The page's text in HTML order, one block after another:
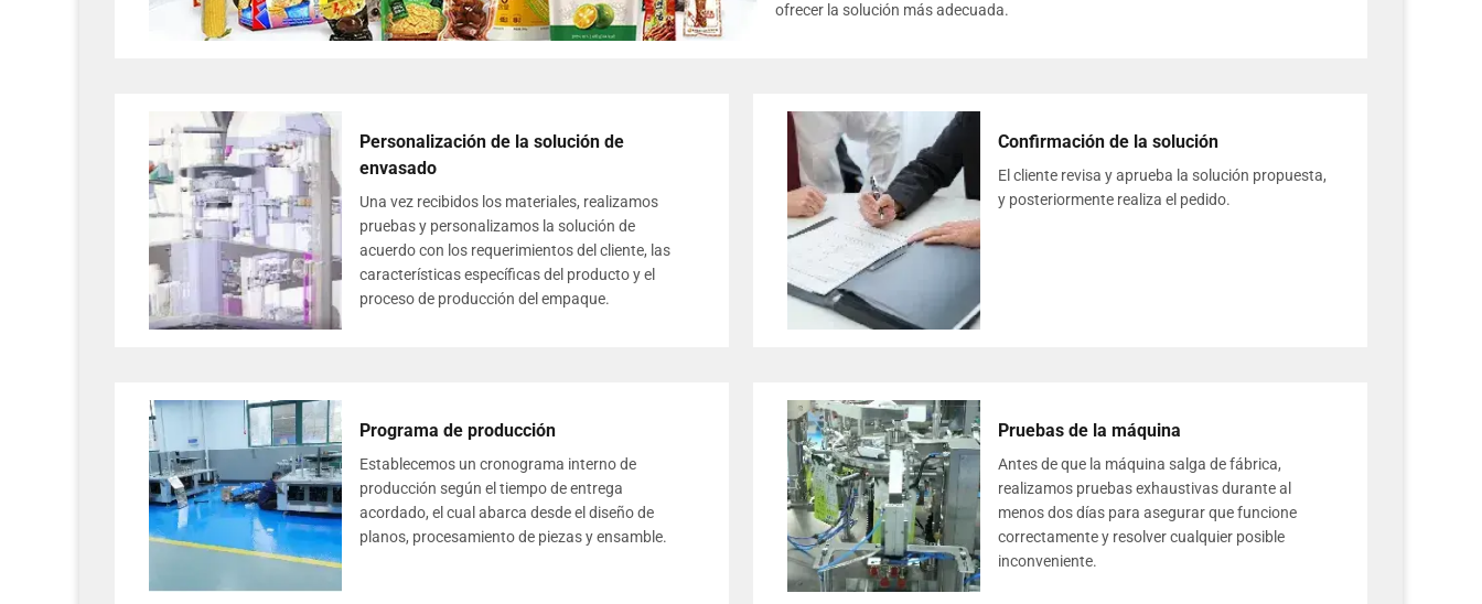
ofrecer la solución más adecuada.
Personalización de la solución de
envasado
Una vez recibidos los materiales, realizamos
pruebas y personalizamos la solución de
acuerdo con los requerimientos del cliente, las
características específicas del producto y el
proceso de producción del empaque.
Confirmación de la solución
El cliente revisa y aprueba la solución propuesta,
y posteriormente realiza el pedido.
Programa de producción
Establecemos un cronograma interno de
producción según el tiempo de entrega
acordado, el cual abarca desde el diseño de
planos, procesamiento de piezas y ensamble.
Pruebas de la máquina
Antes de que la máquina salga de fábrica,
realizamos pruebas exhaustivas durante al
menos dos días para asegurar que funcione
correctamente y resolver cualquier posible
inconveniente.